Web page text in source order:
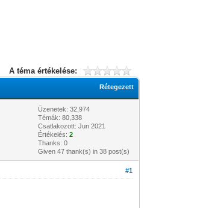
A téma értékelése:
Rétegezett
Üzenetek: 32,974
Témák: 80,338
Csatlakozott: Jun 2021
Értékelés:2
Thanks: 0
Given 47 thank(s) in 38 post(s)
#1